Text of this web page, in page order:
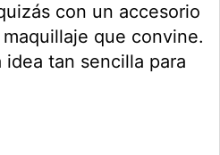
con un accesorio
que convine.
tan sencilla para